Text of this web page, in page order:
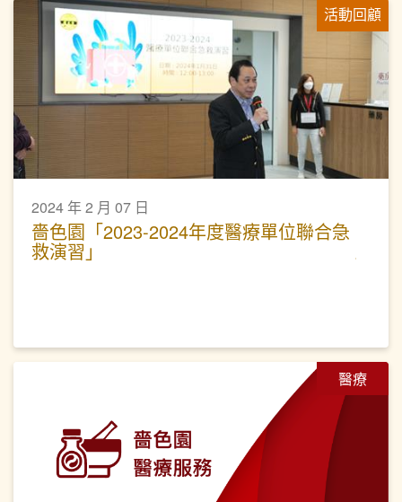
活動回顧
2024 年 2 月 07 日
嗇色園「2023-2024年度醫療單位聯合急
救演習」
醫療